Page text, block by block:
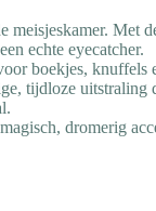
meisjeskamer. Met
echte eyecatcher.
boekjes, knuffels
tijdloze uitstraling
dromerig